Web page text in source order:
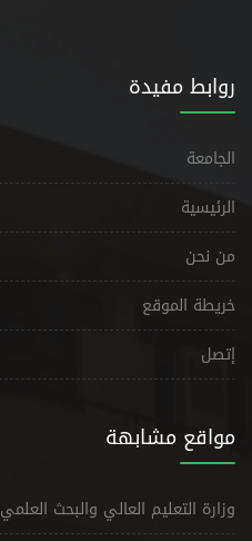
روابط مفيدة
الجامعة
الرئيسية
من نحن
خريطة الموقع
إتصل
مواقع مشابهة
وزارة التعليم العالي والبحث العلمي